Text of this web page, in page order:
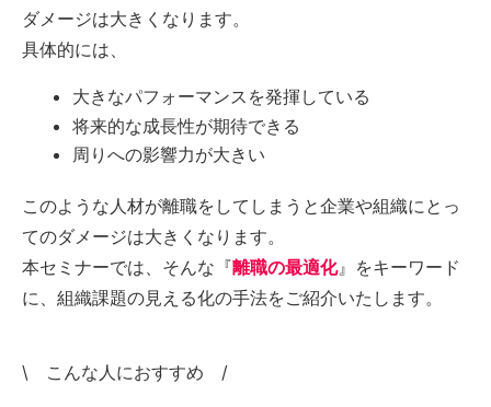
ダメージは大きくなります。
具体的には、
大きなパフォーマンスを発揮している
将来的な成長性が期待できる
周りへの影響力が大きい
このような人材が離職をしてしまうと企業や組織にとっ
てのダメージは大きくなります。
本セミナーでは、そんな『離職の最適化』をキーワード
に、組織課題の見える化の手法をご紹介いたします。
\ こんな人におすすめ /